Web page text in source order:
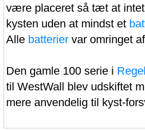
være placeret så tæt at
kysten uden at mindst et
Alle batteriervar omringet
Den gamle 100 serie i
til WestWall blev udskiftet
mere anvendelig til kyst-